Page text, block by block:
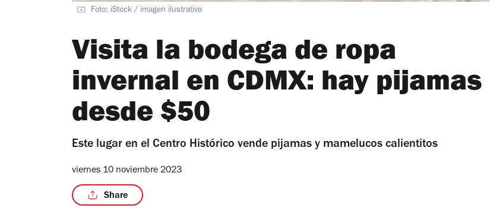
Foto: iStock / imagen ilustrativa
Visita la bodega de ropa
invernal en CDMX: hay pijamas
desde $50
Este lugar en el Centro Histórico vende pijamas y mamelucos calientitos
viernes 10 noviembre 2023
Share